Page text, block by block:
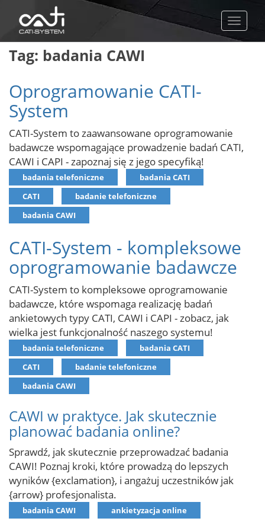
Toggle
Tag: badania CAWI
Oprogramowanie CATI-
System
CATI-System to zaawansowane oprogramowanie
badawcze wspomagające prowadzenie badań CATI,
CAWI i CAPI - zapoznaj się z jego specyfiką!
badania telefoniczne
badania CATI
CATI
badanie telefoniczne
badania CAWI
CATI-System - kompleksowe
oprogramowanie badawcze
CATI-System to kompleksowe oprogramowanie
badawcze, które wspomaga realizację badań
ankietowych typy CATI, CAWI i CAPI - zobacz, jak
wielka jest funkcjonalność naszego systemu!
badania telefoniczne
badania CATI
CATI
badanie telefoniczne
badania CAWI
CAWI w praktyce. Jak skutecznie
planować badania online?
Sprawdź, jak skutecznie przeprowadzać badania
CAWI! Poznaj kroki, które prowadzą do lepszych
wyników {exclamation}, i angażuj uczestników jak
{arrow} profesjonalista.
badania CAWI ankietyzacja online